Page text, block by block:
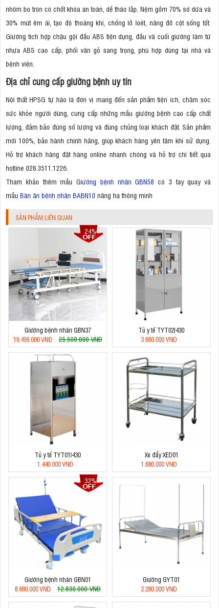
nhôm bo tròn có chốt khóa an toàn, dễ tháo lắp. Nệm gồm 70% sơ dừa và
30% mút êm ái, tạo độ thoáng khí, chống lở loét, nâng đỡ cột sống tốt.
Giường tích hợp chậu gội đầu ABS tiện dụng, đầu và cuối giường làm từ
nhựa ABS cao cấp, phối vân gỗ sang trọng, phù hợp dùng tại nhà và
bệnh viện.
Địa chỉ cung cấp giường bệnh uy tín
Nội thất HPSG tự hào là đơn vị mang đến sản phẩm tiện ích, chăm sóc
sức khỏe người dùng, cung cấp những mẫu giường bệnh cao cấp chất
lượng, đảm bảo đúng số lượng và đúng chủng loại khách đặt. Sản phẩm
mới 100%, bảo hành chính hãng, giúp khách hàng yên tâm khi sử dụng.
Hỗ trợ khách hàng đặt hàng online nhanh chóng và hỗ trợ chi tiết qua
hotline 028.3511.1226.
Tham khảo thêm mẫu Giường bệnh nhân GBN58 có 3 tay quay và
mẫu Bàn ăn bệnh nhân BABN10 nâng hạ thông minh
SẢN PHẨM LIÊN QUAN
24%
Giường bệnh nhân GBN37
19.499.000 VNĐ
25.500.000 VNĐ
Tủ y tế TYT02I430
3.660.000 VNĐ
Tủ y tế TYT01I430
1.440.000 VNĐ
Xe đẩy XED01
1.680.000 VNĐ
32%
Giường bệnh nhân GBN01
8.680.000 VNĐ
12.830.000 VNĐ
Giường GYT01
2.280.000 VNĐ